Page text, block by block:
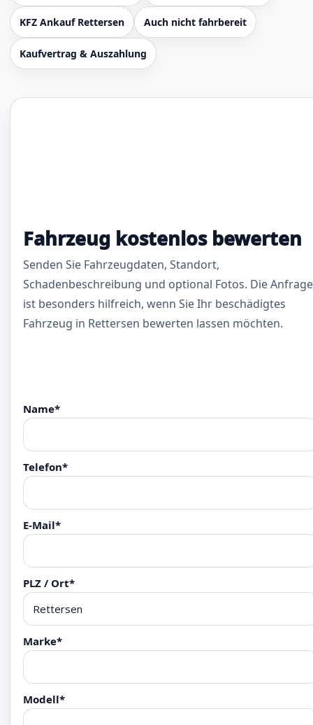
KFZ Ankauf Rettersen Auch nicht fahrbereit
Kaufvertrag & Auszahlung
Fahrzeug kostenlos bewerten
Senden Sie Fahrzeugdaten, Standort,
Schadenbeschreibung und optional Fotos. Die Anfrage
ist besonders hilfreich, wenn Sie Ihr beschädigtes
Fahrzeug in Rettersen bewerten lassen möchten.
Name*
Telefon*
E-Mail*
PLZ / Ort*
Marke*
Modell*